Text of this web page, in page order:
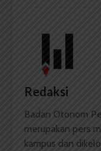
Redaksi
Badan Otonom
merupakan pers
kampus dan